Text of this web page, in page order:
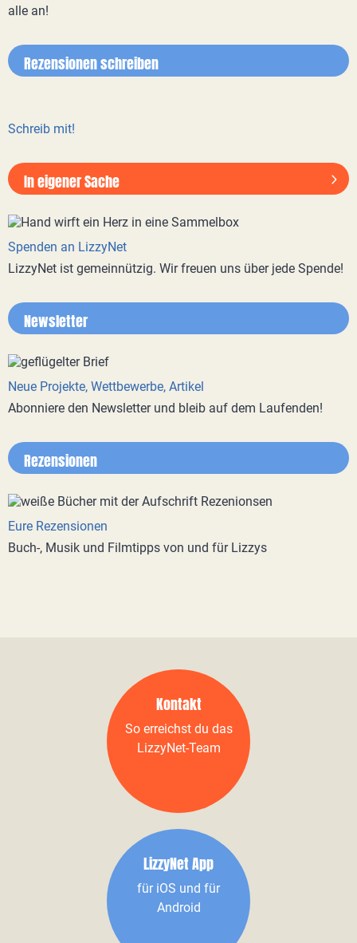
alle an!
Rezensionen schreiben
Schreib mit!
In eigener Sache
Spenden an LizzyNet
LizzyNet ist gemeinnützig. Wir freuen uns über jede Spende!
Newsletter
Neue Projekte, Wettbewerbe, Artikel
Abonniere den Newsletter und bleib auf dem Laufenden!
Rezensionen
Eure Rezensionen
Buch-, Musik und Filmtipps von und für Lizzys
Kontakt
So erreichst du das
LizzyNet-Team
LizzyNet App
für iOS und für
Android